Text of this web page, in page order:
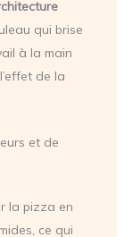
qui brise
à la main
de la
et de
la pizza en
ce qui